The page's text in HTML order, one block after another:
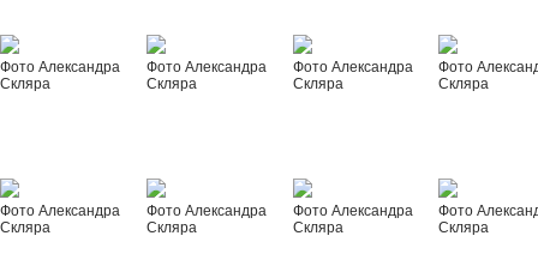
Фото Александра
Скляра
Фото Александра
Скляра
Фото Александра
Скляра
Фото
Скляра
Фото Александра
Скляра
Фото Александра
Скляра
Фото Александра
Скляра
Фото
Скляра